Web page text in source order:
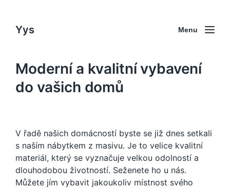
Yys Menu
Moderní a kvalitní vybavení
do vašich domů
V řadě našich domácností byste se již dnes setkali
s naším nábytkem z masivu. Je to velice kvalitní
materiál, který se vyznačuje velkou odolností a
dlouhodobou životností. Seženete ho u nás.
Můžete jím vybavit jakoukoliv místnost svého